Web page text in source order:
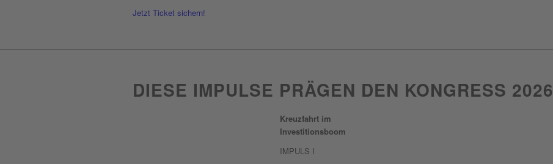
Jetzt Ticket sichern!
DIESE IMPULSE PRÄGEN DEN KONGRESS 2026
Kreuzfahrt im
Investitionsboom
IMPULS I